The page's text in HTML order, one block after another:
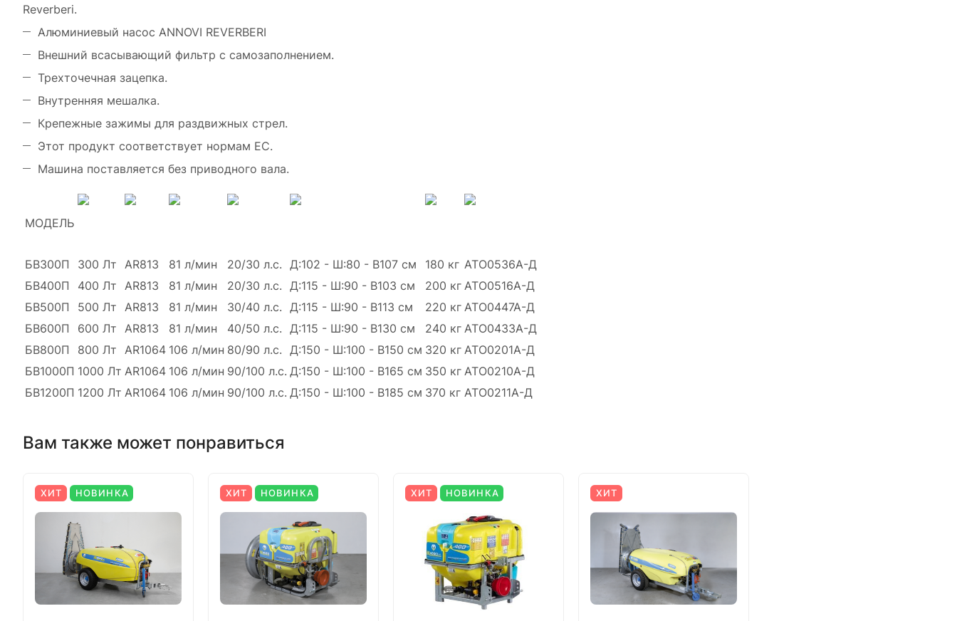
Reverberi.
Алюминиевый насос ANNOVI REVERBERI
Внешний всасывающий фильтр с самозаполнением.
Трехточечная зацепка.
Внутренняя мешалка.
Крепежные зажимы для раздвижных стрел.
Этот продукт соответствует нормам ЕС.
Машина поставляется без приводного вала.
МОДЕЛЬ
БВ300П 300 Лт AR813 81 л/мин 20/30 л.с. Д:102 - Ш:80 - В107 см 180 кг АТО0536А-Д
БВ400П
400 Лт AR813 81 л/мин 20/30 л.с. Д:115 - Ш:90 - В103 см 200 кг АТО0516А-Д
БВ500П
500 Лт AR813 81 л/мин 30/40 л.с. Д:115 - Ш:90 - В113 см 220 кг АТО0447А-Д
БВ600П
600 Лт AR813 81 л/мин 40/50 л.с. Д:115 - Ш:90 - В130 см 240 кг АТО0433А-Д
БВ800П
800 Лт AR1064 106 л/мин 80/90 л.с. Д:150 - Ш:100 - В150 см 320 кг АТО0201А-Д
БВ1000П 1000 Лт AR1064 106 л/мин 90/100 л.с. Д:150 - Ш:100 - В165 см 350 кг АТО0210А-Д
БВ1200П 1200 Лт AR1064 106 л/мин 90/100 л.с. Д:150 - Ш:100 - В185 см 370 кг АТО0211А-Д
Вам также может понравиться
ХИТ НОВИНКА ХИТ НОВИНКА ХИТ НОВИНКА ХИТ